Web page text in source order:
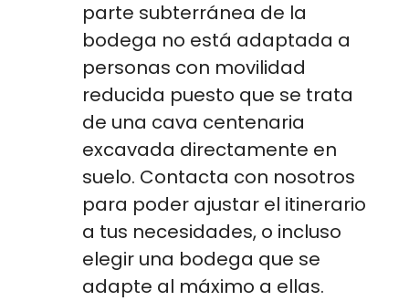
parte subterránea de la
bodega no está adaptada a
personas con movilidad
reducida puesto que se trata
de una cava centenaria
excavada directamente en
suelo. Contacta con nosotros
para poder ajustar el itinerario
a tus necesidades, o incluso
elegir una bodega que se
adapte al máximo a ellas.